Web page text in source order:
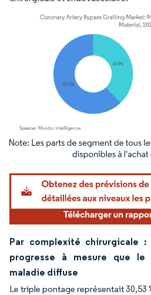
Image © Mordor Intelligence. La réutilisation
Par complexité chirurgicale
progresse à mesure que
maladie diffuse
Le triple pontage représentait 30,53